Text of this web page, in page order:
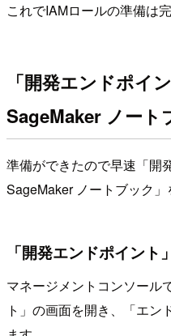
これでIAMロールの準備は完
「開発エンドポイ
SageMaker ノート
準備ができたので早速「開
SageMaker ノートブック」
「開発エンドポイント
マネージメントコンソール
ト」の画面を開き、「エン